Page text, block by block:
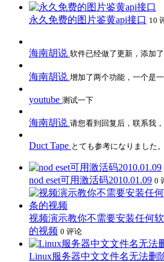
永久免费的图片鉴黄api接口 10
海南胡说 软件已经做了更新，添加
海南胡说 增加了两个功能，一个是
youtube 测试一下
海南胡说 请您看到回复后，联系我
Duct Tape とても参考になりました
nod eset可用激活码2010.01.09 0
视频演示教你不需要安装任何
的视频 0 评论
Linux服务器中文文件名无法删